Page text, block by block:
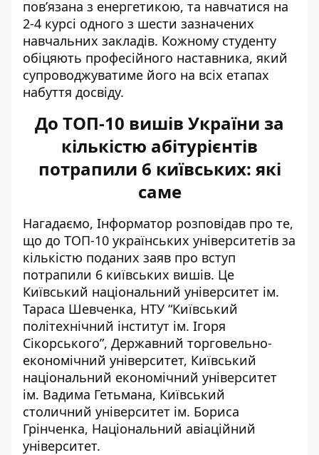
пов’язана з енергетикою, та навчатися на
2-4 курсі одного з шести зазначених
навчальних закладів. Кожному студенту
обіцяють професійного наставника, який
супроводжуватиме його на всіх етапах
набуття досвіду.
До ТОП-10 вишів України за
кількістю абітурієнтів
потрапили 6 київських: які
саме
Нагадаємо, Інформатор розповідав про те,
що до ТОП-10 українських університетів за
кількістю поданих заяв про вступ
потрапили 6 київських вишів. Це
Київський національний університет ім.
Тараса Шевченка, НТУ “Київський
політехнічний інститут ім. Ігоря
Сікорського”, Державний торговельно-
економічний університет, Київський
національний економічний університет
ім. Вадима Гетьмана, Київський
столичний університет ім. Бориса
Грінченка, Національний авіаційний
університет.